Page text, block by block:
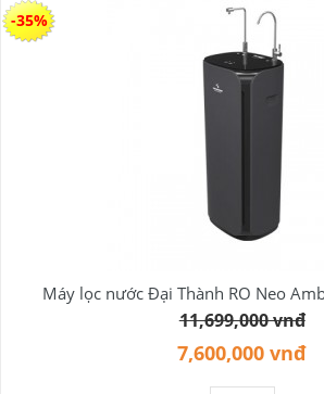
Máy lọc nước Đại Thành RO Neo
11,699,000 vnđ
7,600,000 vnđ
-35%